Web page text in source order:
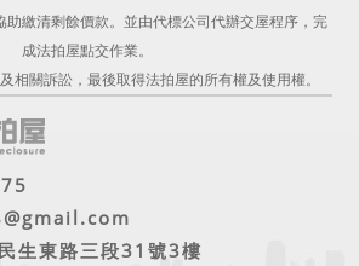
助繳清剩餘價款。並由代標公司代辦交屋程序，完
成法拍屋點交作業。
相關訴訟，最後取得法拍屋的所有權及使用權。
生東路三段31號3樓